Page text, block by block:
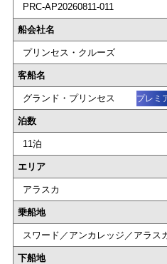
PRC-AP20260811-011
船会社名
プリンセス・クルーズ
客船名
グランド・プリンセス プレミ
泊数
11泊
エリア
アラスカ
乗船地
スワード／アンカレッジ／アラス
下船地